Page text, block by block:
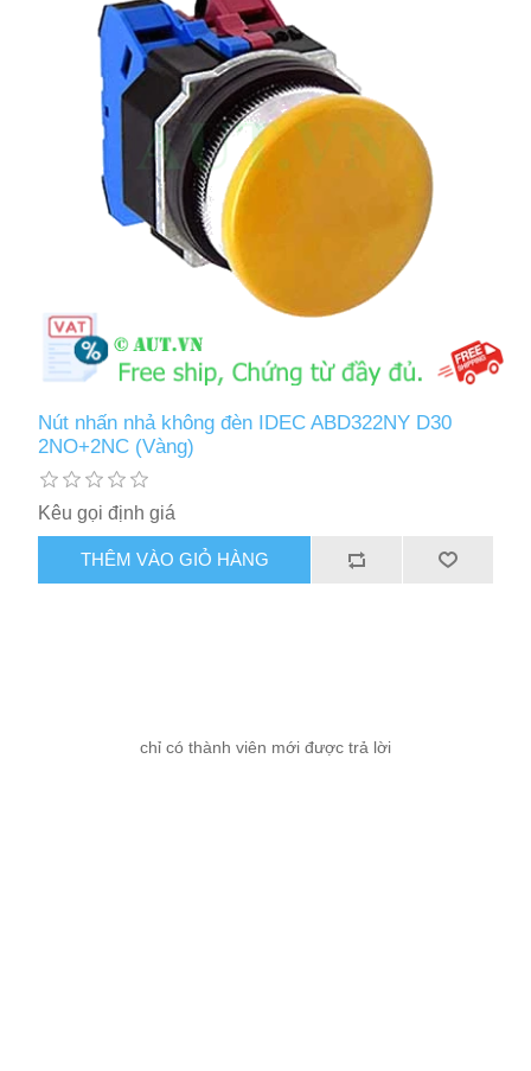
Nút nhấn nhả không đèn IDEC ABD322NY D30
2NO+2NC (Vàng)
Kêu gọi định giá
THÊM VÀO GIỎ HÀNG
chỉ có thành viên mới được trả lời